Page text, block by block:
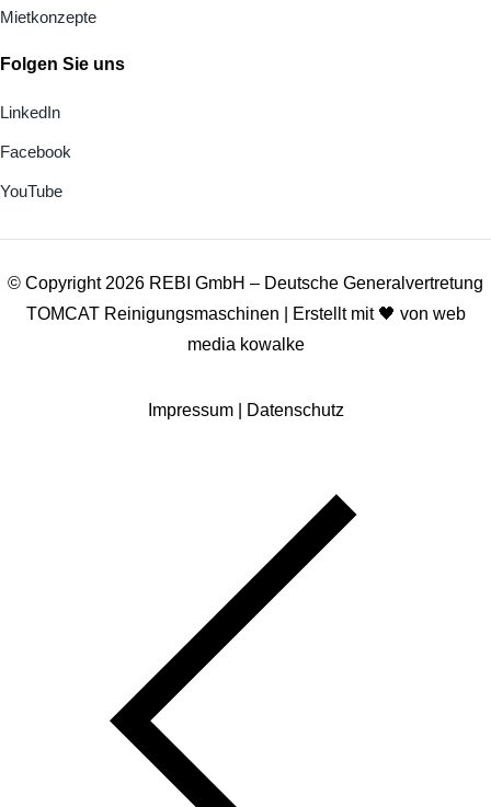
Mietkonzepte
Folgen Sie uns
LinkedIn
Facebook
YouTube
© Copyright 2026 REBI GmbH – Deutsche Generalvertretung
TOMCAT Reinigungsmaschinen | Erstellt mit 🖤 von web
media kowalke
Impressum| Datenschutz